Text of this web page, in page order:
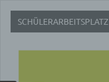
SCHÜLERARBEITSPLATZ